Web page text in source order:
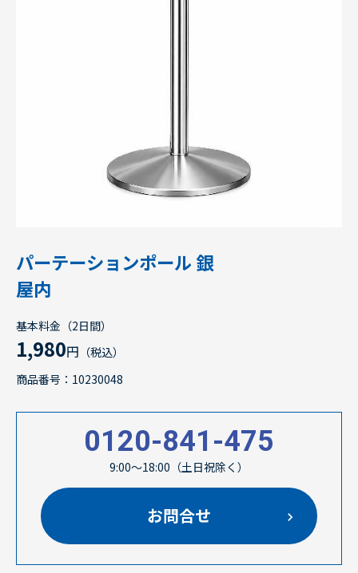
パーテーションポール 銀
屋内
基本料金（2日間）
1,980円 （税込）
商品番号：10230048
0120-841-475
9:00～18:00（土日祝除く）
お問合せ